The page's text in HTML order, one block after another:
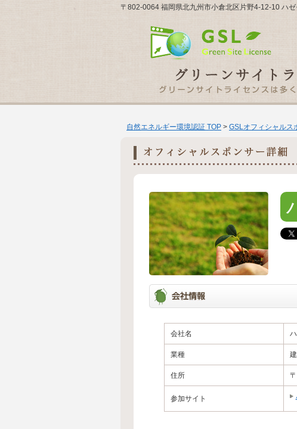
〒802-0064 福岡県北九州市小倉北区片野4-12-10 ハ
自然エネルギー環境認証 TOP > GSLオフィシャルス
会社名
業種
住所
参加サイト